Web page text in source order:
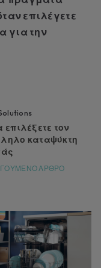
επιλέγετε
για την
επιλέξετε τον
καταψύκτη
ΆΡΘΡΟ